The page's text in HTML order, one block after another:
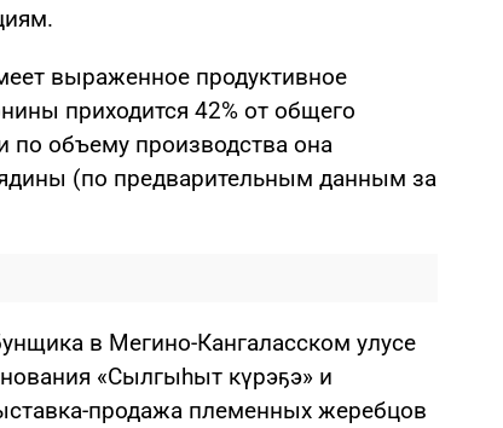
выраженное продуктивное
приходится 42% от общего
по объему производства она
(по предварительным данным за
в Мегино-Кангаласском улусе
«Сылгыһыт күрэҕэ» и
продажа племенных жеребцов